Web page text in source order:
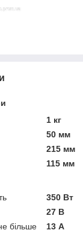
1 кг
50 мм
215 мм
115 мм
350 Вт
27 В
більше
13 А